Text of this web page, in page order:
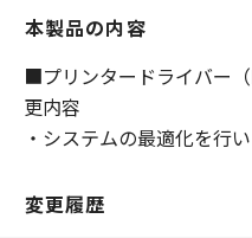
変更することがあり
能、性能及び品質が
とを、明示たると黙
証もなさないものとし
甲は、甲の販売代理
認めません。
本製品の内容
■プリンタードライバー
更内容
・システムの最適化を行い
変更履歴